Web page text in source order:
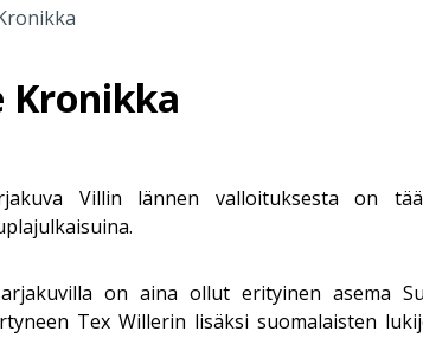
Kronikka
Villin lännen valloituksesta on
on aina ollut erityinen asema
Tex Willerin lisäksi suomalaisten